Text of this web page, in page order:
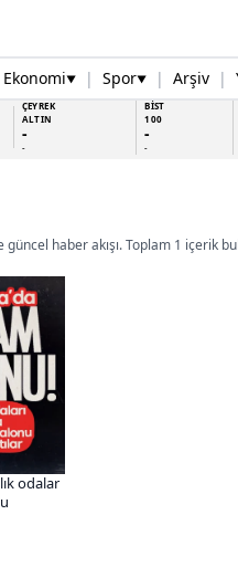
Ekonomi▼ | Spor▼ | Arşiv |
ÇEYREK
ALTIN
-
-
BİST
100
-
-
haber akışı. Toplam 1 içerik
odalar